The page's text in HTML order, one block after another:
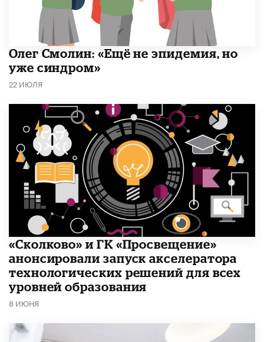
​Олег Смолин: «Ещё не эпидемия, но
уже синдром»
22 ИЮЛЯ
«Сколково» и ГК «Просвещение»
анонсировали запуск акселератора
технологических решений для всех
уровней образования
8 ИЮНЯ